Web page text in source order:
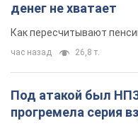
денег не хватает
Как пересчитывают
час назад 26,8 т.
Под атакой был
прогремела серия